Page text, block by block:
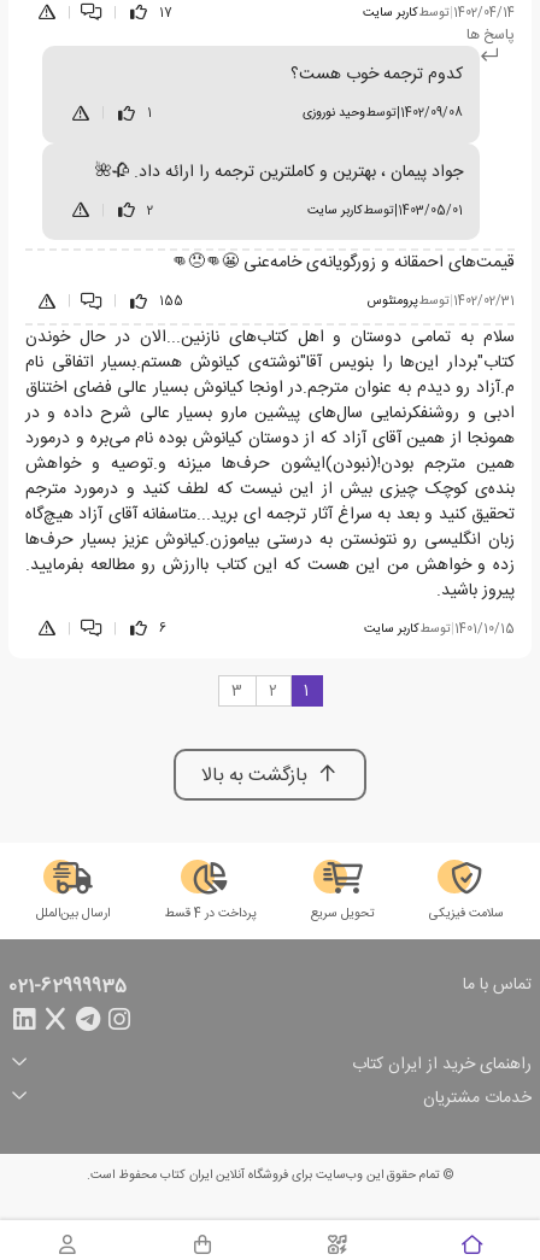
1402/04/14
|توسطکاربر سایت 17
|
|
پاسخ ها
کدوم ترجمه خوب هست؟
1402/09/08
|توسطوحید نوروزی 1
جواد پیمان ، بهترین و کاملترین ترجمه را ارائه داد. 🥀🌺
1403/05/01
|توسطکاربر سایت 2
قیمت‌های احمقانه و زورگویانه‌ی خامه‌عنی 😬👊😠👊
1402/02/31 توسطپرومتئوس 155
سلام به تمامی دوستان و اهل کتاب‌های نازنین...الان در حال خوندن
کتاب"بردار این‌ها را بنویس آقا"نوشته‌ی کیانوش هستم.بسیار اتفاقی نام
م.آزاد رو دیدم به عنوان مترجم.در اونجا کیانوش بسیار عالی فضای اختناق
ادبی و روشنفکرنمایی سال‌های پیشین مارو بسیار عالی شرح داده و در
همونجا از همین آقای آزاد که از دوستان کیانوش بوده نام می‌بره و درمورد
همین مترجم بودن!(نبودن)ایشون حرف‌ها میزنه و.توصیه و خواهش
بنده‌ی کوچک چیزی بیش از این نیست که لطف کنید و درمورد مترجم
تحقیق کنید و بعد به سراغ آثار ترجمه ای برید...متاسفانه آقای آزاد هیچ‌گاه
زبان انگلیسی رو نتونستن به درستی بیاموزن.کیانوش عزیز بسیار حرف‌ها
زده و خواهش من این هست که این کتاب باارزش رو مطالعه بفرمایید.
پیروز باشید.
1401/10/15
|توسطکاربر سایت 6
|
|
1
2
3
بازگشت به بالا
سلامت فیزیکی تحویل سریع پرداخت در 4 قسط ارسال بین‌الملل
تماس با ما 021-62999935
راهنمای خرید از ایران کتاب
ثبت سفارش
شرایط ارسال سفارش
شیوه پرداخت
تخفیف‌های خرید
خدمات مشتریان
© تمام حقوق این وب‌سایت برای فروشگاه آنلاین ایران کتاب محفوظ است.
سبد خرید